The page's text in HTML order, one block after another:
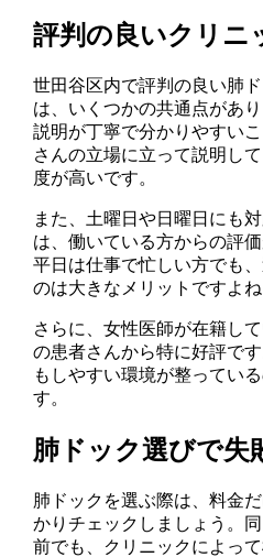
評判の良いクリニ
世田谷区内で評判の良い肺
は、いくつかの共通点があ
説明が丁寧で分かりやすい
さんの立場に立って説明し
度が高いです。
また、土曜日や日曜日にも
は、働いている方からの評
平日は仕事で忙しい方でも
のは大きなメリットですよね
さらに、女性医師が在籍し
の患者さんから特に好評で
もしやすい環境が整ってい
す。
肺ドック選びで失
肺ドックを選ぶ際は、料金
かりチェックしましょう。
前でも、クリニックによっ